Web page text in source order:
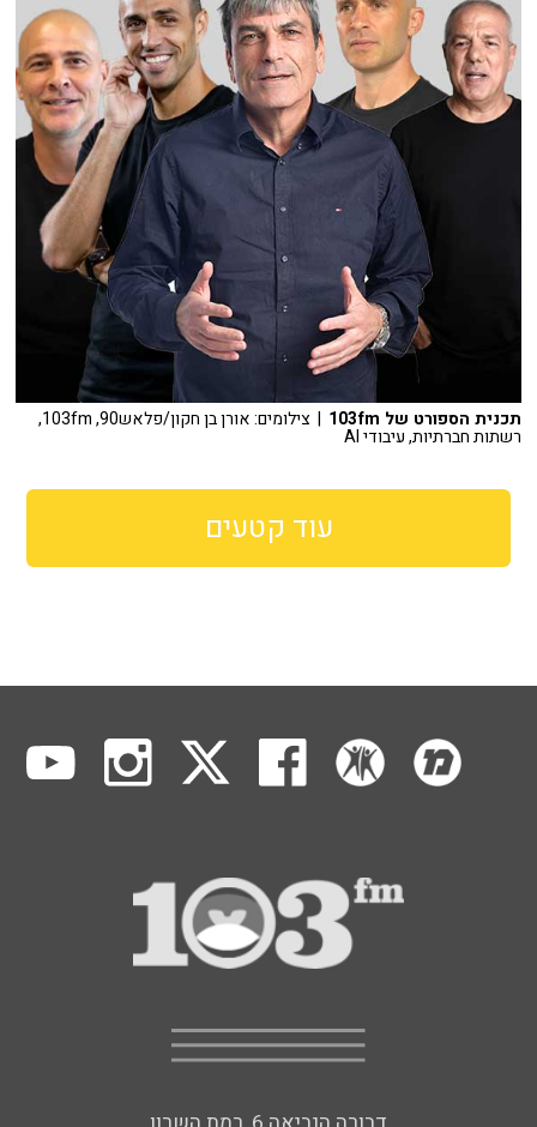
תכנית הספורט של 103fm | צילומים: אורן בן חקון/פלאש90, 103fm,
רשתות חברתיות, עיבודי AI
עוד קטעים